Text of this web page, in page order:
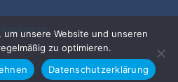
unsere Website und unseren
zu optimieren.
Datenschutzerklärung